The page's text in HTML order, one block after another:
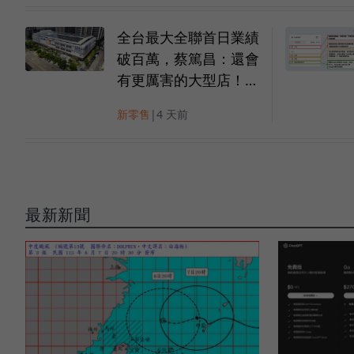
全台最大全聯首日業績
破百萬，蔡篤昌：還會
有更厲害的大型店！為
樓？
新零售 | 4 天前
最新新聞